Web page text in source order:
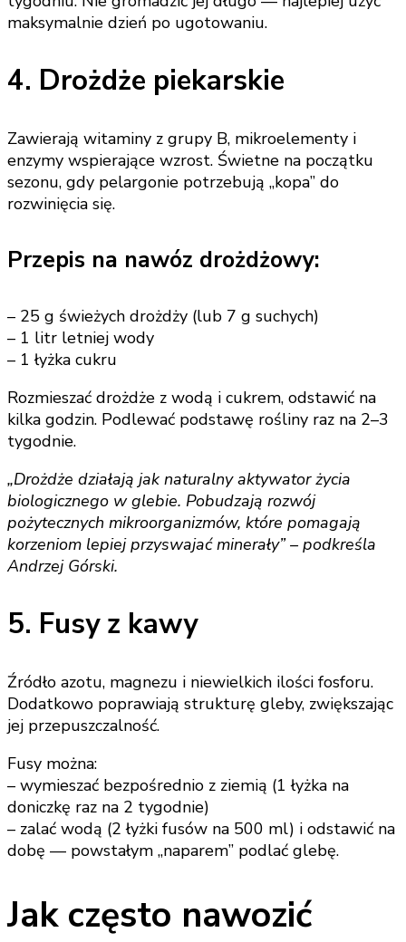
maksymalnie dzień po ugotowaniu.
4. Drożdże piekarskie
Zawierają witaminy z grupy B, mikroelementy i
enzymy wspierające wzrost. Świetne na początku
sezonu, gdy pelargonie potrzebują „kopa” do
rozwinięcia się.
Przepis na nawóz drożdżowy:
– 25 g świeżych drożdży (lub 7 g suchych)
– 1 litr letniej wody
– 1 łyżka cukru
Rozmieszać drożdże z wodą i cukrem, odstawić na
kilka godzin. Podlewać podstawę rośliny raz na 2–3
tygodnie.
„Drożdże działają jak naturalny aktywator życia
biologicznego w glebie. Pobudzają rozwój
pożytecznych mikroorganizmów, które pomagają
korzeniom lepiej przyswajać minerały” – podkreśla
Andrzej Górski.
5. Fusy z kawy
Źródło azotu, magnezu i niewielkich ilości fosforu.
Dodatkowo poprawiają strukturę gleby, zwiększając
jej przepuszczalność.
Fusy można:
– wymieszać bezpośrednio z ziemią (1 łyżka na
doniczkę raz na 2 tygodnie)
– zalać wodą (2 łyżki fusów na 500 ml) i odstawić na
dobę — powstałym „naparem” podlać glebę.
Jak często nawozić